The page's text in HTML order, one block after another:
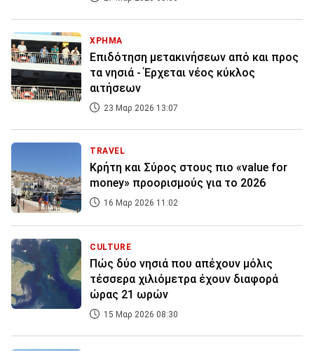
ΧΡΗΜΑ
Επιδότηση μετακινήσεων από και προς
τα νησιά - Έρχεται νέος κύκλος
αιτήσεων
23 Μαρ 2026 13:07
TRAVEL
Κρήτη και Σύρος στους πιο «value for
money» προορισμούς για το 2026
16 Μαρ 2026 11:02
CULTURE
Πώς δύο νησιά που απέχουν μόλις
τέσσερα χιλιόμετρα έχουν διαφορά
ώρας 21 ωρών
15 Μαρ 2026 08:30